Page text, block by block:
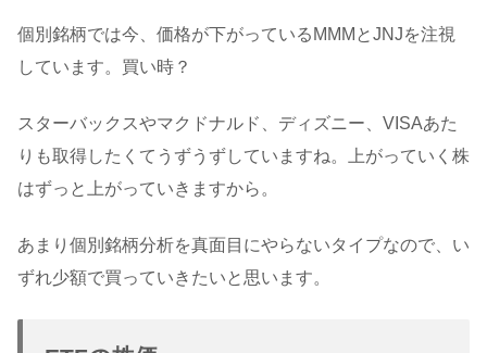
個別銘柄では今、価格が下がっているMMMとJNJを注視
しています。買い時？
スターバックスやマクドナルド、ディズニー、VISAあた
りも取得したくてうずうずしていますね。上がっていく株
はずっと上がっていきますから。
あまり個別銘柄分析を真面目にやらないタイプなので、い
ずれ少額で買っていきたいと思います。